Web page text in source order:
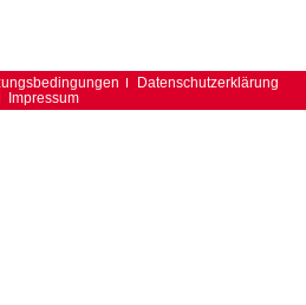
Datenschutzerklärung
Impressum